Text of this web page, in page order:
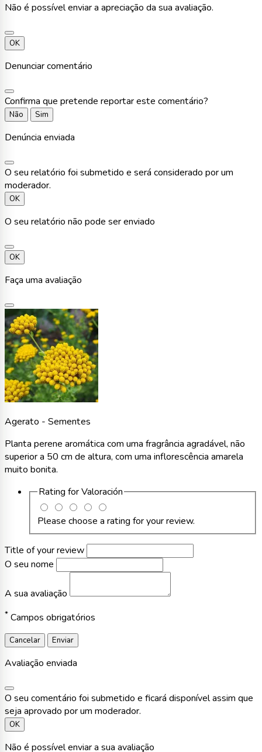
Não é possível enviar a apreciação da sua avaliação.
OK
Denunciar comentário
Confirma que pretende reportar este comentário?
Não Sim
Denúncia enviada
O seu relatório foi submetido e será considerado por um
moderador.
OK
O seu relatório não pode ser enviado
OK
Faça uma avaliação
Agerato - Sementes
Planta perene aromática com uma fragrância agradável, não
superior a 50 cm de altura, com uma inflorescência amarela
muito bonita.
Rating forValoración
Please choose a rating for your review.
Title of your review
O seu nome
A sua avaliação
* Campos obrigatórios
Cancelar Enviar
Avaliação enviada
O seu comentário foi submetido e ficará disponível assim que
seja aprovado por um moderador.
OK
Não é possível enviar a sua avaliação